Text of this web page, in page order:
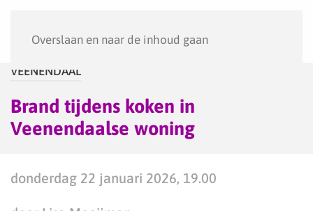
Overslaan en naar de inhoud gaan
VEENENDAAL
Brand tijdens koken in
Veenendaalse woning
donderdag 22 januari 2026, 19.00